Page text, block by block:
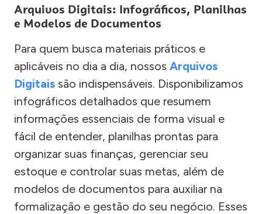
Arquivos Digitais: Infográficos, Planilhas
e Modelos de Documentos
Para quem busca materiais práticos e
aplicáveis no dia a dia, nossos Arquivos
Digitais são indispensáveis. Disponibilizamos
infográficos detalhados que resumem
informações essenciais de forma visual e
fácil de entender, planilhas prontas para
organizar suas finanças, gerenciar seu
estoque e controlar suas metas, além de
modelos de documentos para auxiliar na
formalização e gestão do seu negócio. Esses